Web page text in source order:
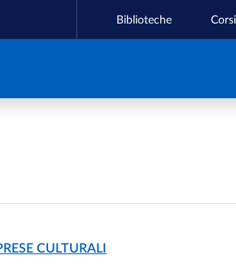
Biblioteche Corsi
CULTURALI